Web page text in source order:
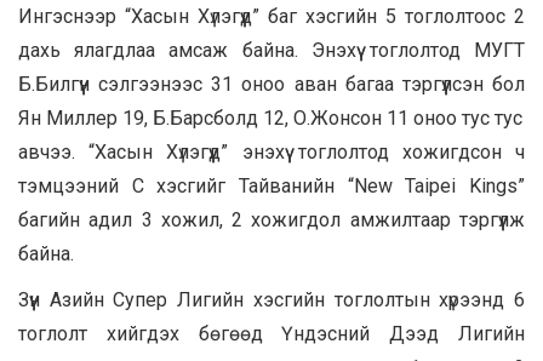
Ингэснээр “Хасын Хүлэгүүд” баг хэсгийн 5 тоглолтоос 2
дахь ялагдлаа амсаж байна. Энэхүү тоглолтод МУГТ
Б.Билгүүн сэлгээнээс 31 оноо аван багаа тэргүүлсэн бол
Ян Миллер 19, Б.Барсболд 12, О.Жонсон 11 оноо тус тус
авчээ. “Хасын Хүлэгүүд” энэхүү тоглолтод хожигдсон ч
тэмцээний С хэсгийг Тайванийн “New Taipei Kings”
багийн адил 3 хожил, 2 хожигдол амжилтаар тэргүүлж
байна.
Зүүн Азийн Супер Лигийн хэсгийн тоглолтын хүрээнд 6
тоглолт хийгдэх бөгөөд Үндэсний Дээд Лигийн